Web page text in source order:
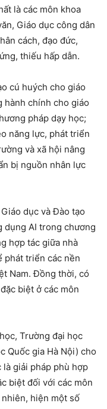
là các môn khoa
Giáo dục công dân
cách, đạo đức,
thiếu hấp dẫn.
cú huých cho giáo
hành chính cho giáo
pháp dạy học;
năng lực, phát triển
và xã hội nâng
bị nguồn nhân lực
dục và Đào tạo
dụng AI trong chương
hợp tác giữa nhà
triển các nền
Nam. Đồng thời, có
biệt ở các môn
Trường đại học
Quốc gia Hà Nội) cho
giải pháp phù hợp
biệt đối với các môn
hiện một số